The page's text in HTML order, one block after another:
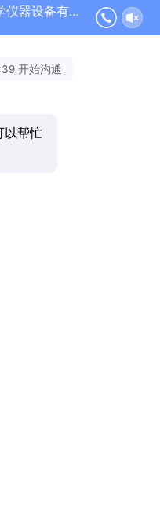
上海康谊医学教学仪器设备有限公司正在为您服务
开始沟通
以帮忙